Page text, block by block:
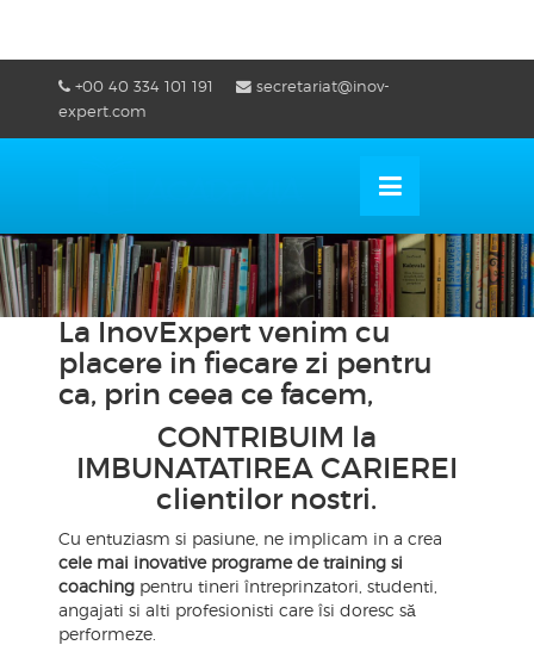
content
+00 40 334 101 191
secretariat@inov-
expert.com
La InovExpert venim cu
placere in fiecare zi pentru
ca, prin ceea ce facem,
CONTRIBUIM la
IMBUNATATIREA CARIEREI
clientilor nostri.
Cu entuziasm si pasiune, ne implicam in a crea
cele mai inovative programe de training si
coachingpentru tineri întreprinzatori, studenti,
angajati si alti profesionisti care îsi doresc să
performeze.